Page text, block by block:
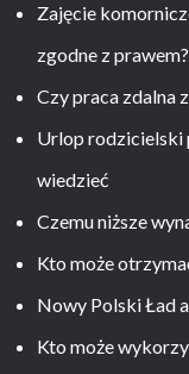
Zajęcie
zgodne z prawem?
Czy praca zdalna
Urlop rodzicielski
wiedzieć
Czemu niższe
Kto może
Nowy Polski Ład
Kto może